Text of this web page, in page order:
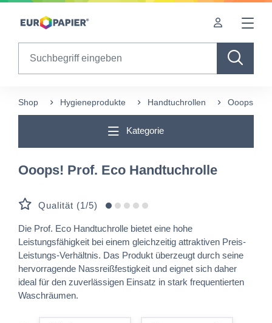
Table Of Content
Shop Hygieneprodukte Handtuchrollen Ooops!
Kategorie
Ooops! Prof. Eco Handtuchrolle
Qualität (1/5)
Die Prof. Eco Handtuchrolle bietet eine hohe
Leistungsfähigkeit bei einem gleichzeitig attraktiven Preis-
Leistungs-Verhältnis. Das Produkt überzeugt durch seine
hervorragende Nassreißfestigkeit und eignet sich daher
ideal für den zuverlässigen Einsatz in stark frequentierten
Waschräumen.